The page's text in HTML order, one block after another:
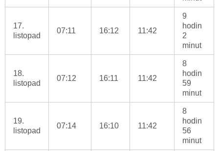
17.
listopad
07:11 16:12 11:42
9
hodin
2
minut
18.
listopad
07:12 16:11 11:42
8
hodin
59
minut
19.
listopad
07:14 16:10 11:42
8
hodin
56
minut